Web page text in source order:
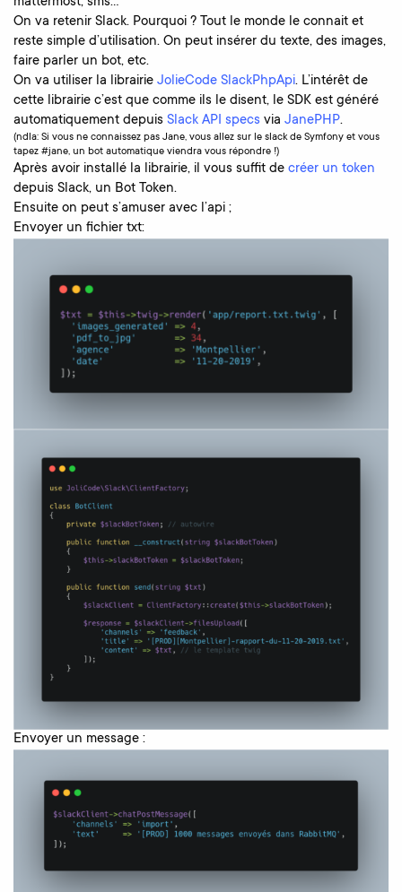
On va retenir Slack. Pourquoi ? Tout le monde le connait et
reste simple d’utilisation. On peut insérer du texte, des images,
faire parler un bot, etc.
On va utiliser la librairie JolieCode SlackPhpApi. L’intérêt de
cette librairie c’est que comme ils le disent, le SDK est généré
automatiquement depuis Slack API specs via JanePHP.
(ndla: Si vous ne connaissez pas Jane, vous allez sur le slack de Symfony et vous
tapez #jane, un bot automatique viendra vous répondre !)
Après avoir installé la librairie, il vous suffit de créer un token
depuis Slack, un Bot Token.
Ensuite on peut s’amuser avec l’api ;
Envoyer un fichier txt:
Envoyer un message :